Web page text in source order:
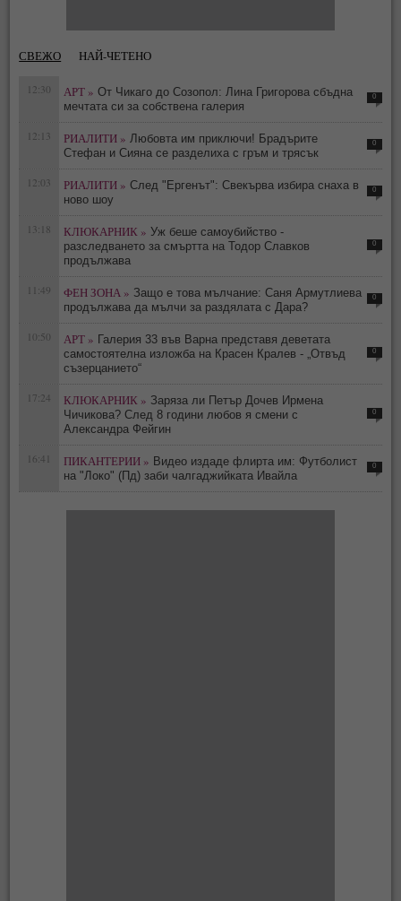
СВЕЖО НАЙ-ЧЕТЕНО
12:30 АРТ » От Чикаго до Созопол: Лина Григорова сбъдна
мечтата си за собствена галерия
0
12:13 РИАЛИТИ » Любовта им приключи! Брадърите
Стефан и Сияна се разделиха с гръм и трясък
0
12:03 РИАЛИТИ » След "Ергенът": Свекърва избира снаха в
ново шоу
0
13:18 КЛЮКАРНИК » Уж беше самоубийство -
разследването за смъртта на Тодор Славков
продължава
0
11:49 ФЕН ЗОНА » Защо е това мълчание: Саня Армутлиева
продължава да мълчи за раздялата с Дара?
0
10:50 АРТ » Галерия 33 във Варна представя деветата
самостоятелна изложба на Красен Кралев - „Отвъд
съзерцанието“
0
17:24 КЛЮКАРНИК » Заряза ли Петър Дочев Ирмена
Чичикова? След 8 години любов я смени с
Александра Фейгин
0
16:41 ПИКАНТЕРИИ » Видео издаде флирта им: Футболист
на "Локо" (Пд) заби чалгаджийката Ивайла
0